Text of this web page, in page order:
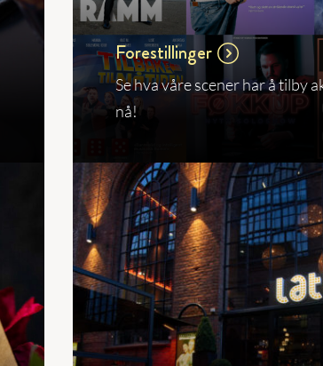
Forestillinger
Se hva våre scener har å tilby
nå!